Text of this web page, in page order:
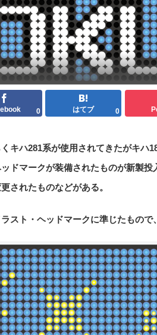
0 はてブ 0
キハ281系が使用されてきたがキハ
ドマークが装備されたものが新製
されたものなどがある。
スト・ヘッドマークに準じたもので